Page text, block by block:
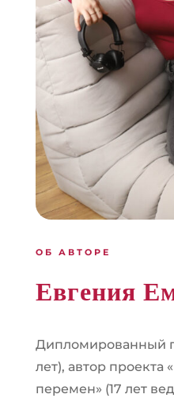
ОБ АВТОРЕ
Евгения
Дипломированный
лет), автор проекта
перемен» (17 лет